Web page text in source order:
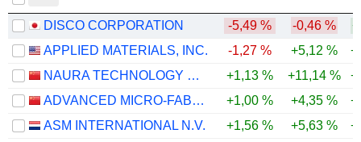
DISCO CORPORATION -5,49 % -0,46 %
APPLIED MATERIALS, INC.
-1,27 % +5,12 %
NAURA TECHNOLOGY GROUP CO., LTD.
+1,13 % +11,14 %
ADVANCED MICRO-FABRICATION EQUIPMENT INC. CHINA
+1,00 % +4,35 %
ASM INTERNATIONAL N.V.
+1,56 % +5,63 %